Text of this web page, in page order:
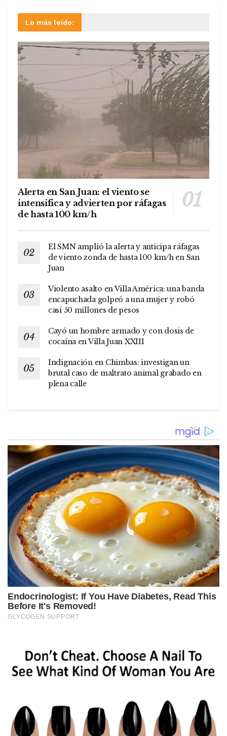
Lo más leído:
Alerta en San Juan: el viento se
intensifica y advierten por ráfagas
de hasta 100 km/h
El SMN amplió la alerta y anticipa ráfagas
de viento zonda de hasta 100 km/h en San
Juan
Violento asalto en Villa América: una banda
encapuchada golpeó a una mujer y robó
casi 50 millones de pesos
Cayó un hombre armado y con dosis de
cocaína en Villa Juan XXIII
Indignación en Chimbas: investigan un
brutal caso de maltrato animal grabado en
plena calle